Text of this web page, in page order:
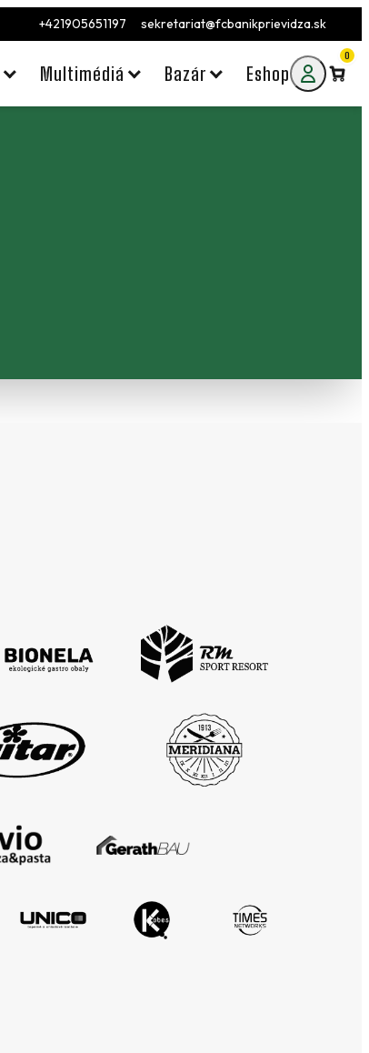
+421905651197 sekretariat@fcbanikprievidza.sk
Multimédiá Bazár Eshop
0